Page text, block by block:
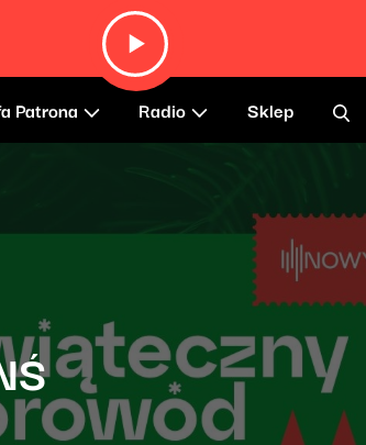
Patrona Radio Sklep